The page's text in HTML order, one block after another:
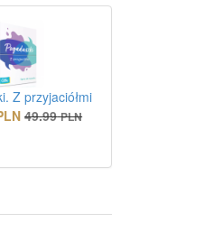
Z przyjaciółmi
49.99 PLN